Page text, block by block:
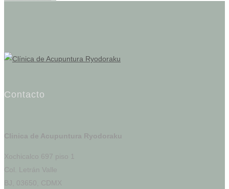
Contacto
Clinica de Acupuntura Ryodoraku
Xochicalco 697 piso 1
Col. Letrán Valle
BJ, 03650, CDMX